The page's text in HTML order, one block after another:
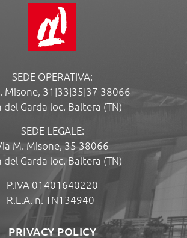
SEDE OPERATIVA:
Misone, 31|33|35|37 38066
del Garda loc. Baltera (TN)
SEDE LEGALE:
M. Misone, 35 38066
del Garda loc. Baltera (TN)
P.IVA 01401640220
R.E.A. n. TN134940
PRIVACY POLICY